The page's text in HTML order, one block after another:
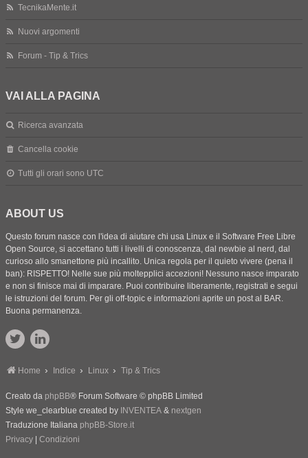
TecnikaMente.it
Nuovi argomenti
Forum - Tip & Trics
VAI ALLA PAGINA
Ricerca avanzata
Cancella cookie
Tutti gli orari sono UTC
ABOUT US
Questo forum nasce con l'idea di aiutare chi usa Linux e il Software Free Libre
Open Source, si accettano tutti i livelli di conoscenza, dal newbie al nerd, dal
curioso allo smanettone più incallito. Unica regola per il quieto vivere (pena il
ban): RISPETTO! Nelle sue più moltepplici accezioni! Nessuno nasce imparato
e non si finisce mai di imparare. Puoi contribuire liberamente, registrati e segui
le istruzioni del forum. Per gli off-topic e informazioni aprite un post al BAR.
Buona permanenza.
Home Indice Linux Tip & Trics
Creato da phpBB® Forum Software © phpBB Limited
Style we_clearblue created by INVENTEA & nextgen
Traduzione Italiana phpBB-Store.it
Privacy
Condizioni